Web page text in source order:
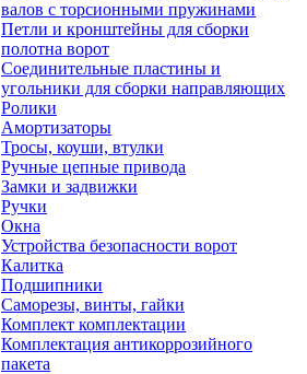
валов с торсионными пружинами
Петли и кронштейны для сборки
полотна ворот
Соединительные пластины и
угольники для сборки направляющих
Ролики
Амортизаторы
Тросы, коуши, втулки
Ручные цепные привода
Замки и задвижки
Ручки
Окна
Устройства безопасности ворот
Калитка
Подшипники
Саморезы, винты, гайки
Комплект комплектации
Комплектация антикоррозийного
пакета